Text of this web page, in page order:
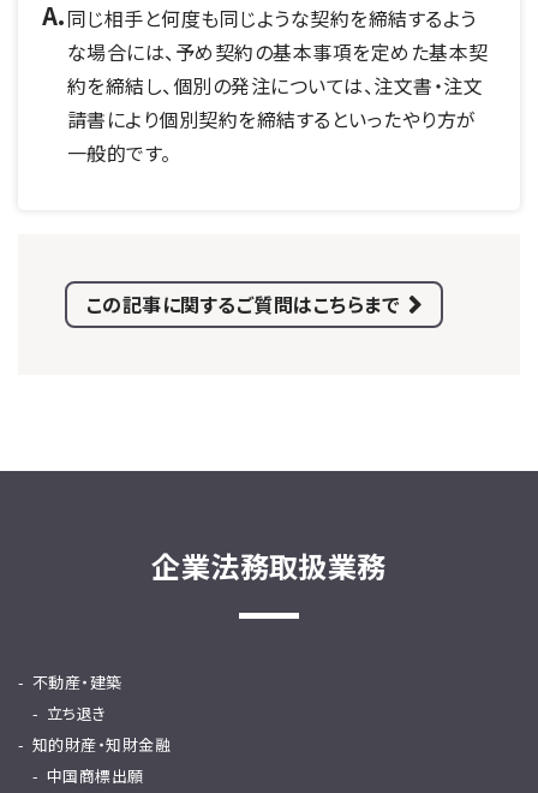
なります。
同じ相手と何度も同じような契約を締結するよう
な場合には、予め契約の基本事項を定めた基本契
約を締結し、個別の発注については、注文書・注文
請書により個別契約を締結するといったやり方が
一般的です。
この記事に関するご質問はこちらまで
企業法務取扱業務
不動産・建築
立ち退き
知的財産・知財金融
中国商標出願